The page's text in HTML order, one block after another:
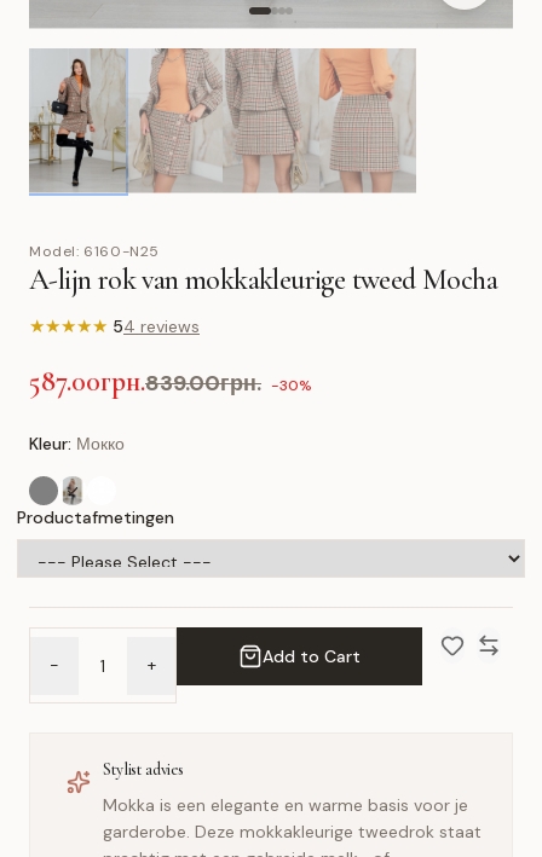
Model: 6160-N25
A-lijn rok van mokkakleurige tweed Mocha
★★★★★ 54 reviews
587.00грн.839.00грн. -30%
Kleur: Мокко
Productafmetingen
- + Add to Cart
Stylist advies
Mokka is een elegante en warme basis voor je
garderobe. Deze mokkakleurige tweedrok staat